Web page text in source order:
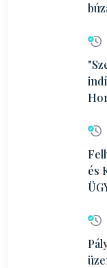
és